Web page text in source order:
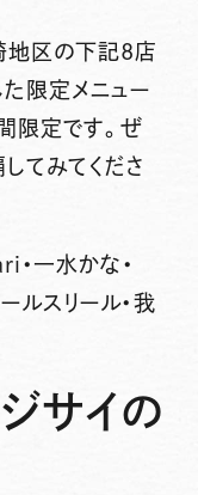
地区の下記8店
限定メニュー
限定です。ぜ
てみてくださ
一水かな・
ルスリール・我
サイの